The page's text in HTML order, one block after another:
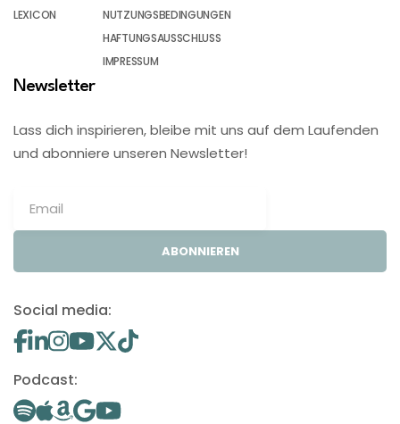
LEXICON
NUTZUNGSBEDINGUNGEN
HAFTUNGSAUSSCHLUSS
IMPRESSUM
Newsletter
Lass dich inspirieren, bleibe mit uns auf dem Laufenden
und abonniere unseren Newsletter!
ABONNIEREN
Social media:
Podcast: